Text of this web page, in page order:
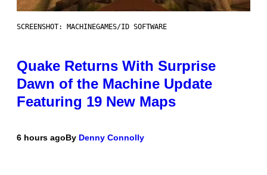
SCREENSHOT: MACHINEGAMES/ID SOFTWARE
Quake Returns With Surprise
Dawn of the Machine Update
Featuring 19 New Maps
6 hours agoBy Denny Connolly